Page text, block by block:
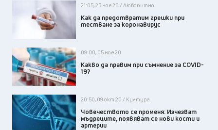
21:05, 23 ное 20 / Любопитно
Как да предотвратим грешки при
тестване за коронавирус
09:00, 05 ное 20
Какво да правим при съмнение за CОVID-
19?
20:50, 09 окт 20 / Култура
Човечеството се променя: Изчезват
мъдреците, появяват се нови кости и
артерии